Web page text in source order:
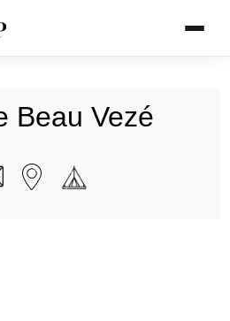
Beau Vezé